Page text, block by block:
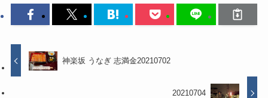
神楽坂 うなぎ 志満金20210702
20210704